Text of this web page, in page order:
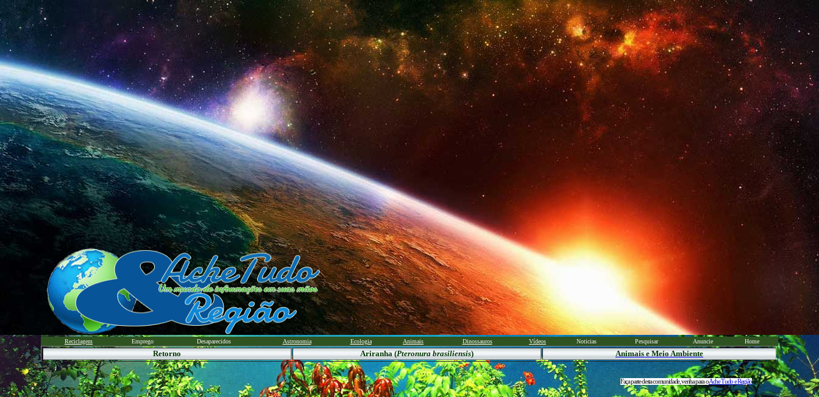
Reciclagem Emprego Desaparecidos Astronomia Ecologia Animais Dinossauros Vídeos Noticias Pesquisar Anuncie Home
Retorno Ariranha (Pteronura brasiliensis) Animais e Meio Ambiente
Faça parte desta comunidade, venha para oAche Tudo e Região